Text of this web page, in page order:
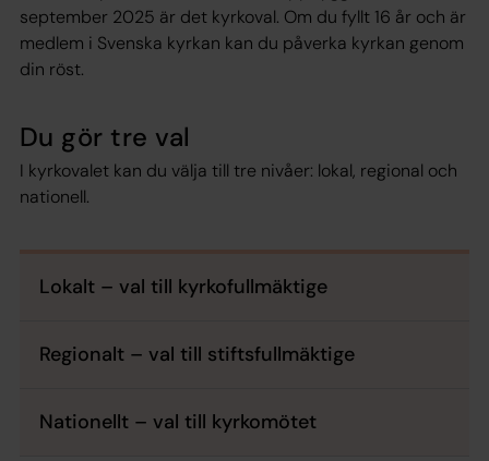
september 2025 är det kyrkoval. Om du fyllt 16 år och är
medlem i Svenska kyrkan kan du påverka kyrkan genom
din röst.
Du gör tre val
I kyrkovalet kan du välja till tre nivåer: lokal, regional och
nationell.
Lokalt – val till kyrkofullmäktige
Regionalt – val till stiftsfullmäktige
Nationellt – val till kyrkomötet